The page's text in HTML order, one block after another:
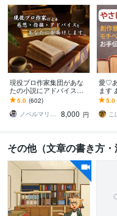
現役プロ作家集団があな
たの小説にアドバイスし
ます 商業的な視点から講
評をします【長編小説の
講評5千～１万字！】
5.0 (602)
ノベルマリット
8,000 円
愛♡
ます
にな
をサ
5.0
その他（文章の書き方